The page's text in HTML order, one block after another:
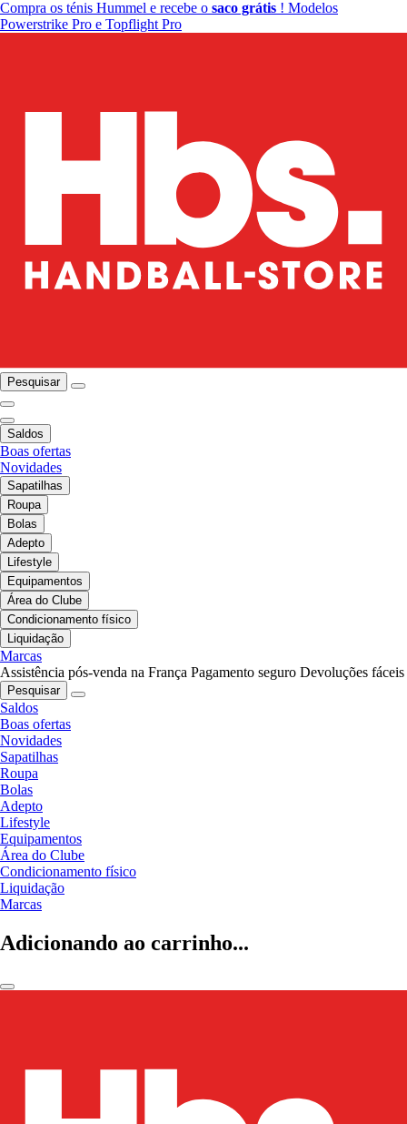
Compra os ténis Hummel e recebe o saco grátis ! Modelos
Powerstrike Pro e Topflight Pro
Pesquisar
Saldos
Boas ofertas
Novidades
Sapatilhas
Roupa
Bolas
Adepto
Lifestyle
Equipamentos
Área do Clube
Condicionamento físico
Liquidação
Marcas
Assistência pós-venda na França Pagamento seguro Devoluções fáceis
Pesquisar
Saldos
Boas ofertas
Novidades
Sapatilhas
Roupa
Bolas
Adepto
Lifestyle
Equipamentos
Área do Clube
Condicionamento físico
Liquidação
Marcas
Adicionando ao carrinho...